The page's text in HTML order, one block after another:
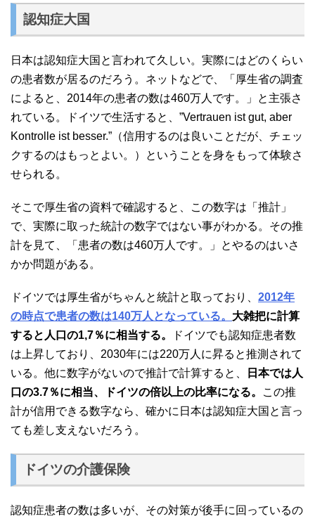
認知症大国
日本は認知症大国と言われて久しい。実際にはどのくらい
の患者数が居るのだろう。ネットなどで、「厚生省の調査
によると、2014年の患者の数は460万人です。」と主張さ
れている。ドイツで生活すると、”Vertrauen ist gut, aber
Kontrolle ist besser.”（信用するのは良いことだが、チェッ
クするのはもっとよい。）ということを身をもって体験さ
せられる。
そこで厚生省の資料で確認すると、この数字は「推計」
で、実際に取った統計の数字ではない事がわかる。その推
計を見て、「患者の数は460万人です。」とやるのはいさ
かか問題がある。
ドイツでは厚生省がちゃんと統計と取っており、 2012年
の時点で患者の数は140万人となっている。 大雑把に計算
すると人口の1,7％に相当する。
ドイツでも認知症患者数
は上昇しており、2030年には220万人に昇ると推測されて
いる。他に数字がないので推計で計算すると、
日本では人
口の3.7％に相当、ドイツの倍以上の比率になる。
この推
計が信用できる数字なら、確かに日本は認知症大国と言っ
ても差し支えないだろう。
ドイツの介護保険
認知症患者の数は多いが、その対策が後手に回っているの